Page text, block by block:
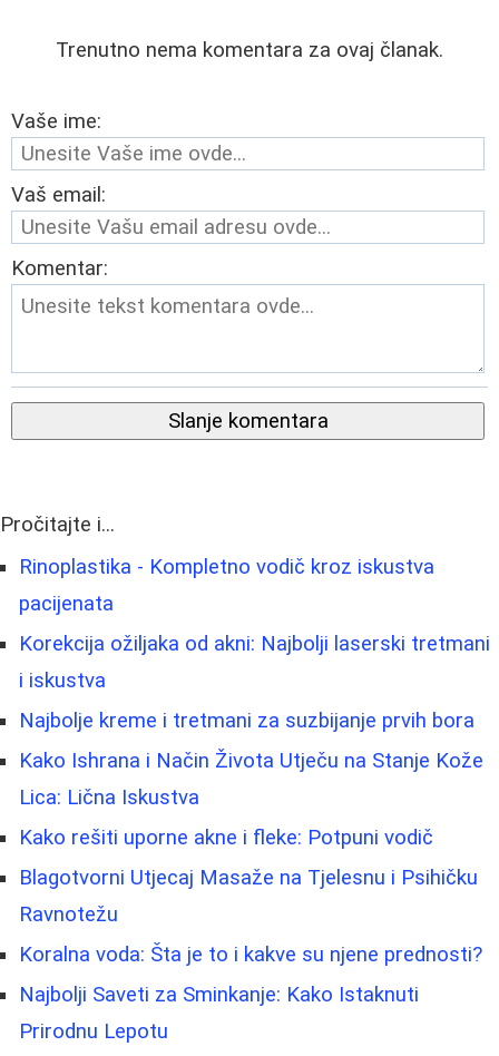
Trenutno nema komentara za ovaj članak.
Vaše ime:
Vaš email:
Komentar:
Slanje komentara
Pročitajte i...
Rinoplastika - Kompletno vodič kroz iskustva
pacijenata
Korekcija ožiljaka od akni: Najbolji laserski tretmani
i iskustva
Najbolje kreme i tretmani za suzbijanje prvih bora
Kako Ishrana i Način Života Utječu na Stanje Kože
Lica: Lična Iskustva
Kako rešiti uporne akne i fleke: Potpuni vodič
Blagotvorni Utjecaj Masaže na Tjelesnu i Psihičku
Ravnotežu
Koralna voda: Šta je to i kakve su njene prednosti?
Najbolji Saveti za Sminkanje: Kako Istaknuti
Prirodnu Lepotu